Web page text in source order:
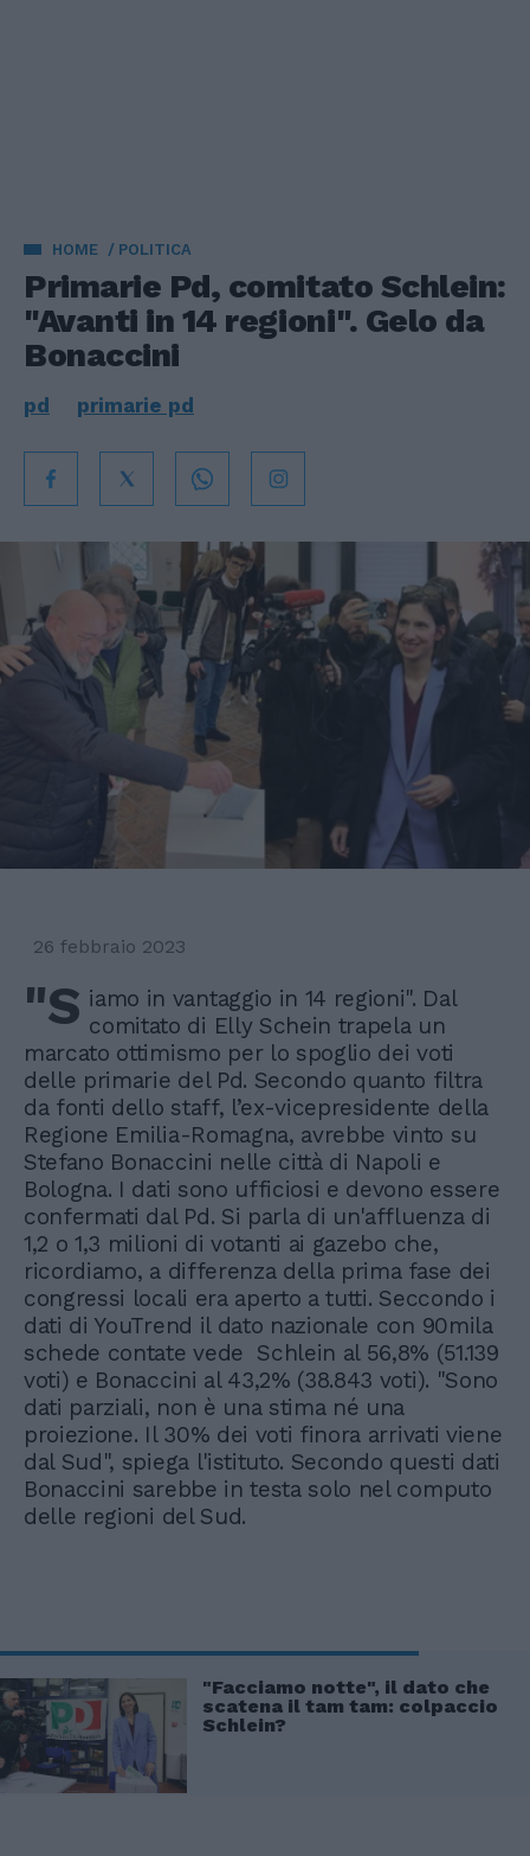
HOME POLITICA
Primarie Pd, comitato Schlein:
"Avanti in 14 regioni". Gelo da
Bonaccini
pd primarie pd
26 febbraio 2023
"S iamo in vantaggio in 14 regioni". Dal
comitato di Elly Schein trapela un
marcato ottimismo per lo spoglio dei voti
delle primarie del Pd. Secondo quanto filtra
da fonti dello staff, l’ex-vicepresidente della
Regione Emilia-Romagna, avrebbe vinto su
Stefano Bonaccini nelle città di Napoli e
Bologna. I dati sono ufficiosi e devono essere
confermati dal Pd. Si parla di un'affluenza di
1,2 o 1,3 milioni di votanti ai gazebo che,
ricordiamo, a differenza della prima fase dei
congressi locali era aperto a tutti. Seccondo i
dati di YouTrend il dato nazionale con 90mila
schede contate vede Schlein al 56,8% (51.139
voti) e Bonaccini al 43,2% (38.843 voti). "Sono
dati parziali, non è una stima né una
proiezione. Il 30% dei voti finora arrivati viene
dal Sud", spiega l'istituto. Secondo questi dati
Bonaccini sarebbe in testa solo nel computo
delle regioni del Sud.
"Facciamo notte", il dato che
scatena il tam tam: colpaccio
Schlein?